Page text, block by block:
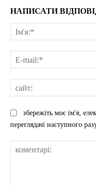
НАПИСАТИ
збережіть моє ім'я,
переглядачі наступного